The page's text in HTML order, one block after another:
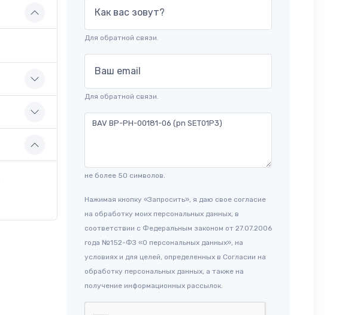
Как вас зовут?
Для обратной связи.
Ваш email
Для обратной связи.
не более 50 символов.
Нажимая кнопку «Запросить», я даю свое согласие
на обработку моих персональных данных, в
соответствии с Федеральным законом от 27.07.2006
года №152-ФЗ «О персональных данных», на
условиях и для целей, определенных в Согласии на
обработку персональных данных, а также на
получение информационных рассылок.